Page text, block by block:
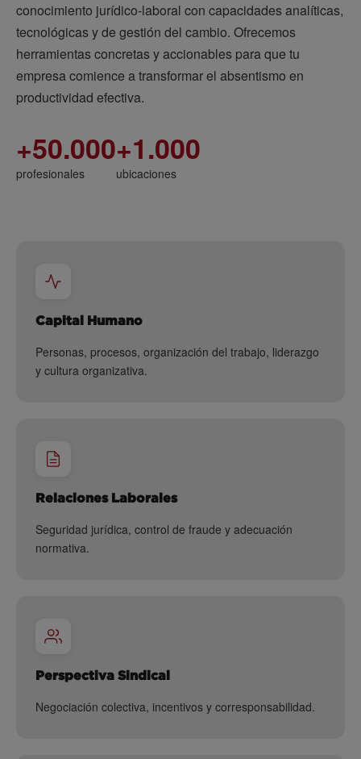
conocimiento jurídico-laboral con capacidades analíticas,
tecnológicas y de gestión del cambio. Ofrecemos
herramientas concretas y accionables para que tu
empresa comience a transformar el absentismo en
productividad efectiva.
+50.000
profesionales
+1.000
ubicaciones
Capital Humano
Personas, procesos, organización del trabajo, liderazgo
y cultura organizativa.
Relaciones Laborales
Seguridad jurídica, control de fraude y adecuación
normativa.
Perspectiva Sindical
Negociación colectiva, incentivos y corresponsabilidad.